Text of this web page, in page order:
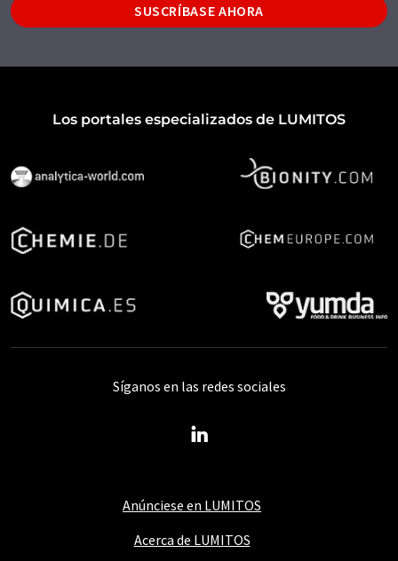
SUSCRÍBASE AHORA
Los portales especializados de LUMITOS
Anúnciese en LUMITOS
Acerca de LUMITOS
Síganos en las redes sociales